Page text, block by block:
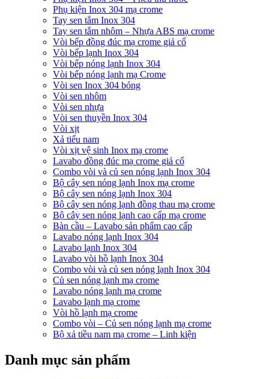
Phụ kiện Inox 304 mạ crome
Tay sen tắm Inox 304
Tay sen tắm nhôm – Nhựa ABS mạ crome
Vòi bếp đồng đúc mạ crome giả cổ
Vòi bếp lạnh Inox 304
Vòi bếp nóng lạnh Inox 304
Vòi bếp nóng lạnh mạ Crome
Vòi sen Inox 304 bóng
Vòi sen nhôm
Vòi sen nhựa
Vòi sen thuyền Inox 304
Vòi xịt
Xả tiểu nam
Vòi xịt vệ sinh Inox mạ crome
Lavabo đồng đúc mạ crome giả cổ
Combo vòi và củ sen nóng lạnh Inox 304
Bộ cây sen nóng lạnh Inox mạ crome
Bộ cây sen nóng lạnh Inox 304
Bộ cây sen nóng lạnh đồng thau mạ crome
Bộ cây sen nóng lạnh cao cấp mạ crome
Bàn cầu – Lavabo sản phẩm cao cấp
Lavabo nóng lạnh Inox 304
Lavabo lạnh Inox 304
Lavabo vòi hồ lạnh Inox 304
Combo vòi và củ sen nóng lạnh Inox 304
Củ sen nóng lạnh mạ crome
Lavabo nóng lạnh mạ crome
Lavabo lạnh mạ crome
Vòi hồ lạnh mạ crome
Combo vòi – Củ sen nóng lạnh mạ crome
Bộ xả tiều nam mạ crome – Linh kiện
Danh mục sản phẩm